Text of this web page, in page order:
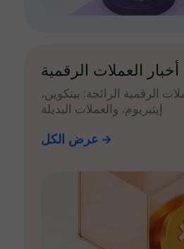
أخبار العملات الرقمية
الرقمية الرائجة: بيتكوين،
إيثيريوم، والعملات البديلة
عرض الكل